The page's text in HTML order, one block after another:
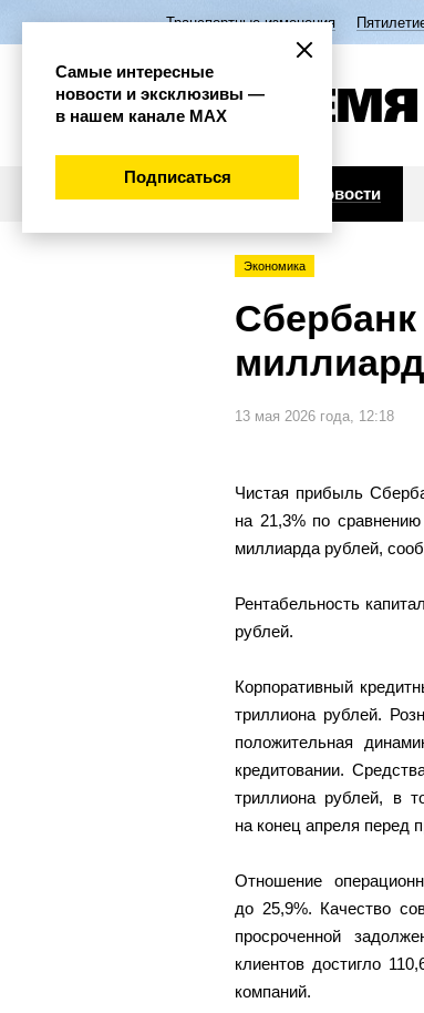
Транспортные изменения
Новости
Экономика
Сбербанк
13 мая 2026 года, 12:18
Чистая прибыль
на 21,3% по
миллиарда рублей,
Рентабельность
рублей.
Корпоративный
триллиона рублей.
положительная
кредитовании.
триллиона рублей, в
на конец апреля перед
Отношение
до 25,9%. Качество
просроченной
клиентов достигло
компаний.
Самые интересные
новости и эксклюзивы —
в нашем канале МАХ
Подписаться